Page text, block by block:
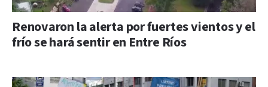
Renovaron la alerta por fuertes vientos y el
frío se hará sentir en Entre Ríos